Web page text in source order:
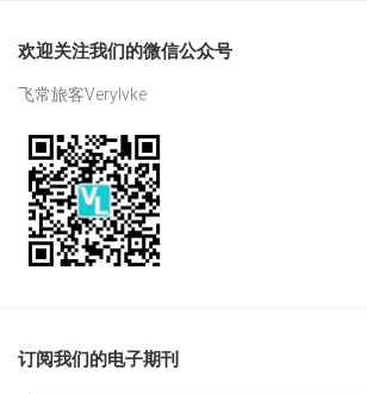
欢迎关注我们的微信公众号
飞常旅客Verylvke
订阅我们的电子期刊